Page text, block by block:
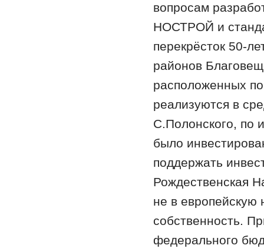
вопросам
НОСТРОЙ и
перекрёсток 50-
районов
расположенных
реализуются в
С.Полонского, по
было
поддержать
Рождественская
не в европейскую
собственность.
федерального